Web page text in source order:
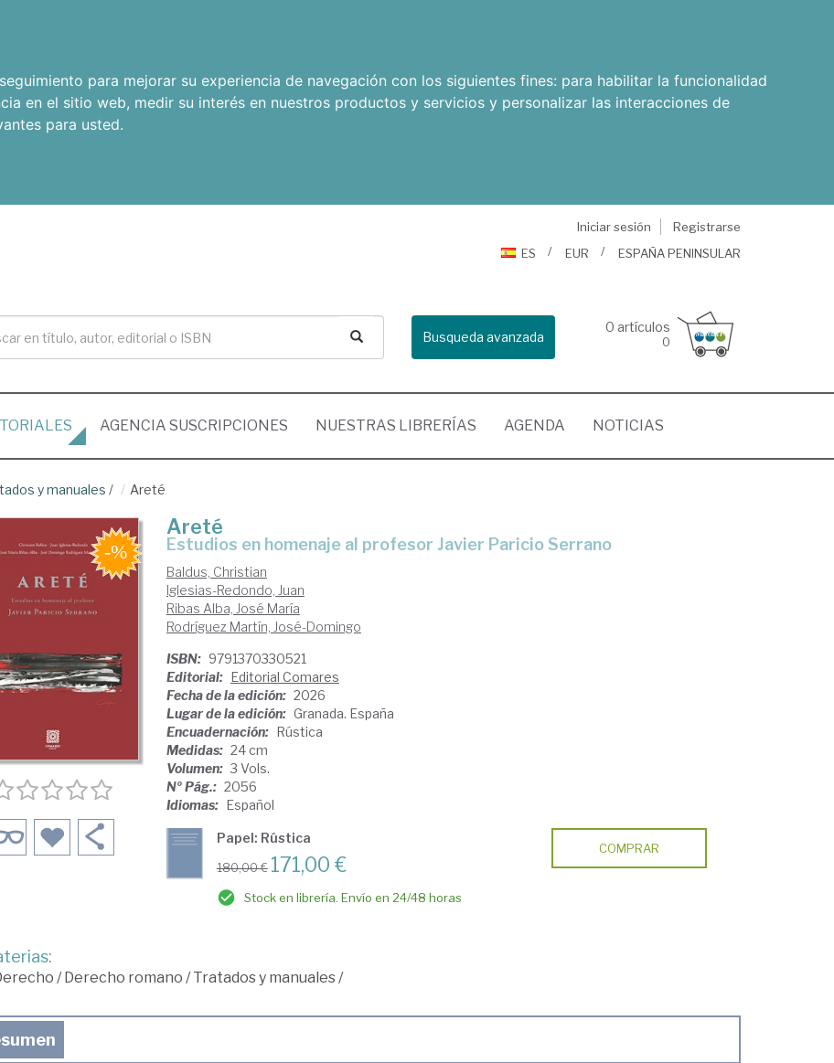
para mejorar su experiencia de navegación con los siguientes fines: para habilitar la funcionalidad
en el sitio web, medir su interés en nuestros productos y servicios y personalizar las interacciones de
para usted.
Iniciar sesión
Registrarse
ES
EUR ESPAÑA PENINSULAR
Busqueda avanzada
0 artículos
0
AGENCIA SUSCRIPCIONES NUESTRAS LIBRERÍAS AGENDA NOTICIAS
y manuales / Areté
Areté
Estudios en homenaje al profesor Javier Paricio Serrano
Baldus, Christian
Iglesias-Redondo, Juan
Ribas Alba, José María
Rodríguez Martín, José-Domingo
ISBN: 9791370330521
Editorial: Editorial Comares
Fecha de la edición: 2026
Lugar de la edición: Granada. España
Encuadernación: Rústica
Medidas: 24 cm
Volumen: 3 Vols.
Nº Pág.: 2056
Idiomas: Español
Papel: Rústica
180,00 € 171,00 €
Stock en librería. Envío en 24/48 horas
COMPRAR
/Derecho romano /Tratados y manuales/